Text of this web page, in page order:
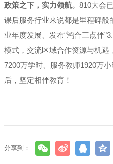
政策之下，实力领航。 810大会
课后服务行业来说都是里程碑般
业年度发展、发布“鸿合三点伴
模式，交流区域合作资源与机遇
7200万学时、服务教师1920万
后，坚定相伴教育！
分享到：